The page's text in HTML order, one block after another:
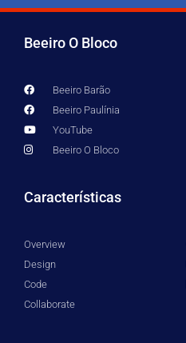
Beeiro O Bloco
Beeiro Barão
Beeiro Paulínia
YouTube
Beeiro O Bloco
Características
Overview
Design
Code
Collaborate